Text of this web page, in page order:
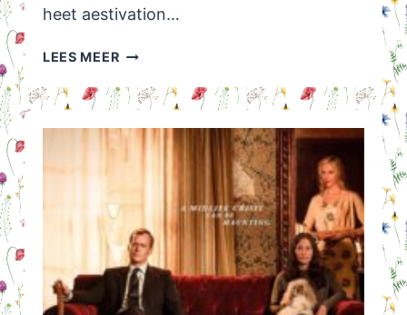
heet aestivation…
LEES MEERAESTIVATION:
IK
EEN